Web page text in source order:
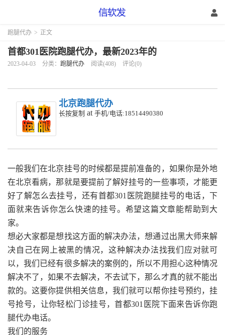
跑腿代办 > 正文
首都301医院跑腿代办，最新2023年的
2023-04-03 分类： 跑腿代办 阅读(408) 评论(0)
北京跑腿代办
长按复制 at 手机/电话:18514490380
一般我们在北京挂号的时候都是提前准备的，如果你是外地
在北京看病，那就是要提前了解好挂号的一些事项，才能更
好了解怎么去挂号，还有首都301医院跑腿挂号的电话，下
面就来告诉你怎么快速的挂号。希望这篇文章能帮助到大
家。
想必大家都是想找这方面的解决办法，想通过出黑大师来解
决自己在网上被黑的情况，这种解决办法找我们应对就可
以，我们已经有很多解决的案例的，所以不用担心这种情况
解决不了，如果不去解决，不去试下，那么才真的就不能出
款的。这要你提供相关信息，我们就可以帮你挂号预约，挂
号抢号，让你轻松门诊挂号，首都301医院下面来告诉你跑
腿代办电话。
我们的服务